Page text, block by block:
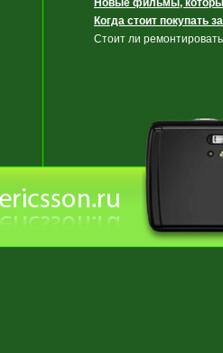
Новые фильмы,
Когда стоит покупать
Стоит ли